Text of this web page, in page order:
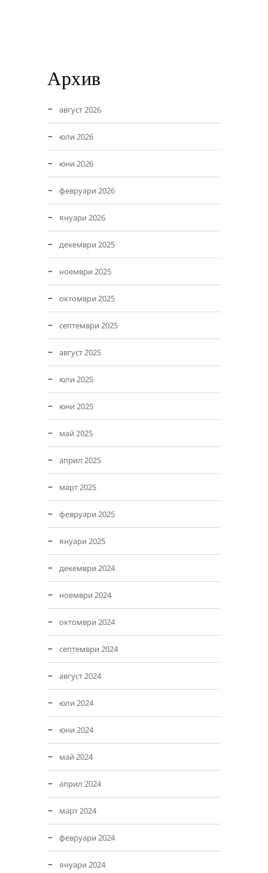
Архив
август 2026
юли 2026
юни 2026
февруари 2026
януари 2026
декември 2025
ноември 2025
октомври 2025
септември 2025
август 2025
юли 2025
юни 2025
май 2025
април 2025
март 2025
февруари 2025
януари 2025
декември 2024
ноември 2024
октомври 2024
септември 2024
август 2024
юли 2024
юни 2024
май 2024
април 2024
март 2024
февруари 2024
януари 2024